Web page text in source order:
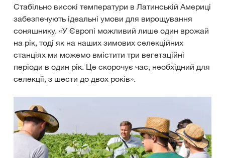
Стабільно високі температури в Латинській Америці
забезпечують ідеальні умови для вирощування
соняшнику. «У Європі можливий лише один врожай
на рік, тоді як на наших зимових селекційних
станціях ми можемо вмістити три вегетаційні
періоди в один рік. Це скорочує час, необхідний для
селекції, з шести до двох років».